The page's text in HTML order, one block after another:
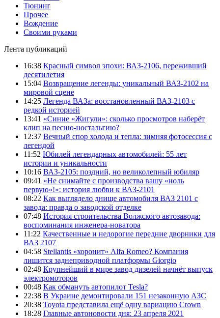
Тюнинг
Прочее
Вождение
Своими руками
Лента публикаций
16:38 Красный символ эпохи: ВАЗ-2106, переживший
десятилетия
15:04 Возвращение легенды: уникальный ВАЗ-2102 на
мировой сцене
14:25 Легенда ВАЗа: восстановленный ВАЗ-2103 с
редкой историей
13:41 «Синие «Жигули»: сколько просмотров наберёт
клип на песню-ностальгию?
12:37 Вечный спор холода и тепла: зимняя фотосессия с
легендой
11:52 Юбилей легендарных автомобилей: 55 лет
истории и уникальности
10:16 ВАЗ-2105: поздний, но великолепный юбиляр
09:41 «Не снимайте с производства вашу «ноль
первую»!»: история любви к ВАЗ-2101
08:22 Как выглядело днище автомобиля ВАЗ 2101 с
завода: правда о заводской отделке
07:48 История строительства Волжского автозавода:
воспоминания инженера-новатора
11:22 Качественные и недорогие передние дворники для
ВАЗ 2107
04:58 Stellantis «хоронит» Alfa Romeo? Компания
лишится заднеприводной платформы Giorgio
02:48 Крупнейший в мире завод дизелей начнёт выпуск
электромоторов
00:48 Как обмануть автопилот Tesla?
22:38 В Украине демонтировали 151 незаконную АЗС
20:38 Toyota представила ещё одну вариацию Crown
18:28 Главные автоновости дня: 23 апреля 2021